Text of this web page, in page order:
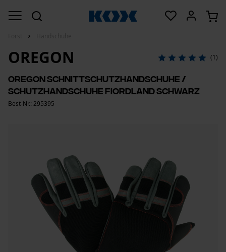
OREGON (1)
Oregon Schnittschutzhandschuhe /
Schutzhandschuhe Fiordland schwarz
Best-Nr.: 295395